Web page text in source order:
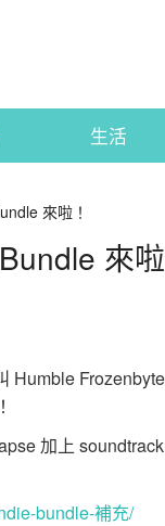
生活
來啦！
來啦
Humble
加上
bundle-補充/